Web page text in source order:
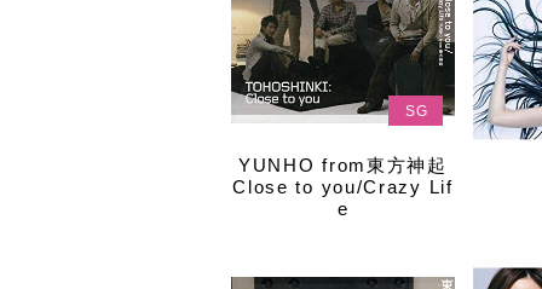
SG
YUNHO from東方神起
Close to you/Crazy Lif
e